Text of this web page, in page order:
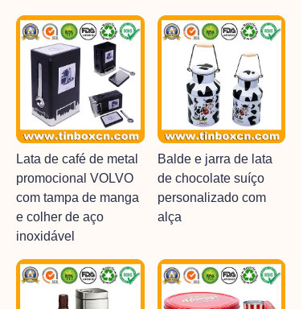
Lata de café de metal
promocional VOLVO
com tampa de manga
e colher de aço
inoxidável
Balde e jarra de lata
de chocolate suíço
personalizado com
alça